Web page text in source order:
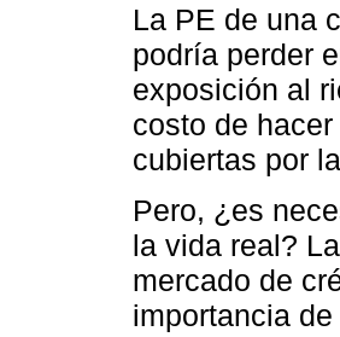
La PE de una
podría perder
exposición al
costo de
cubiertas por
Pero, ¿es
la vida real?
mercado de
importancia